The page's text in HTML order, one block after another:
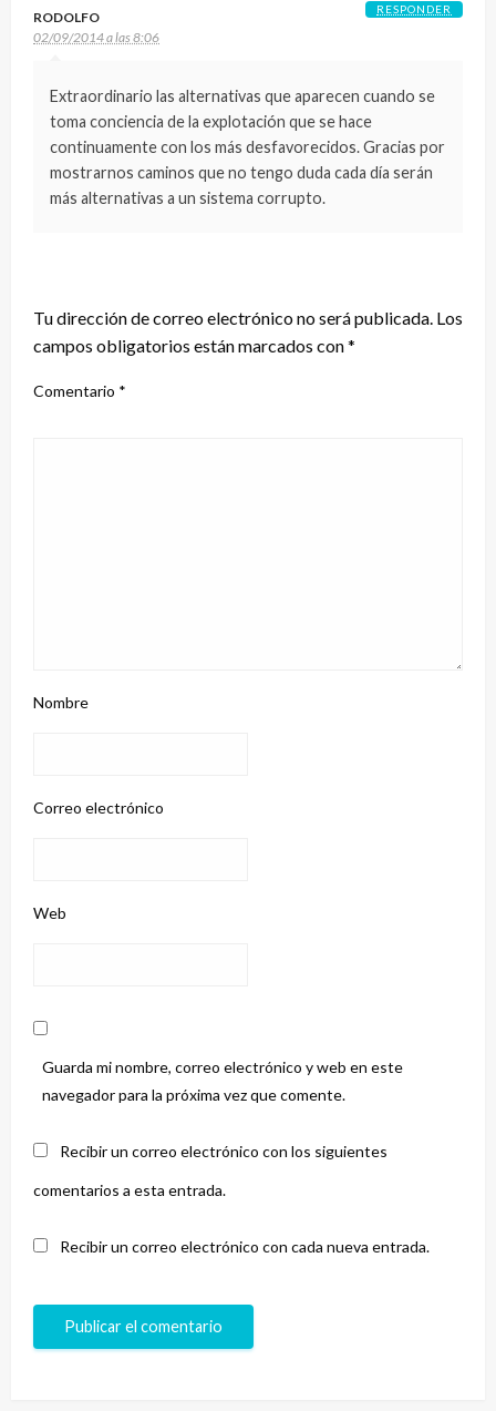
RODOLFO
02/09/2014 a las 8:06
Extraordinario las alternativas que aparecen cuando se
toma conciencia de la explotación que se hace
continuamente con los más desfavorecidos. Gracias por
mostrarnos caminos que no tengo duda cada día serán
más alternativas a un sistema corrupto.
RESPONDER
Tu dirección de correo electrónico no será publicada. Los
campos obligatorios están marcados con*
Comentario *
Nombre
Correo electrónico
Web
Guarda mi nombre, correo electrónico y web en este
navegador para la próxima vez que comente.
Recibir un correo electrónico con los siguientes
comentarios a esta entrada.
Recibir un correo electrónico con cada nueva entrada.